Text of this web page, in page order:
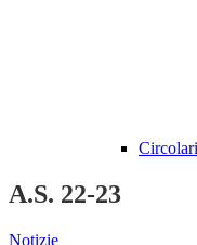
A.S. 22-23
Notizie